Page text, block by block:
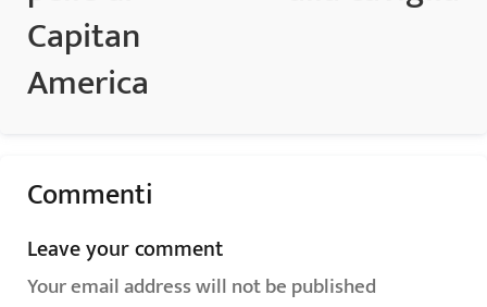
Capitan
America
Commenti
Leave your comment
Your email address will not be published